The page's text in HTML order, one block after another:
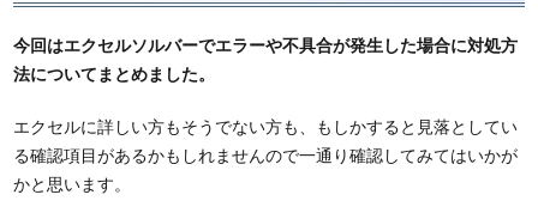
今回はエクセルソルバーでエラーや不具合が発生した場合に対処方
法についてまとめました。
エクセルに詳しい方もそうでない方も、もしかすると見落としてい
る確認項目があるかもしれませんので一通り確認してみてはいかが
かと思います。